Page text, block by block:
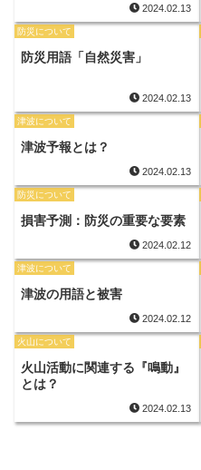
2024.02.13
防災について
防災用語「自然災害」
2024.02.13
津波について
津波予報とは？
2024.02.13
防災について
損害予測：防災の重要な要素
2024.02.12
津波について
津波の用語と被害
2024.02.12
火山について
火山活動に関連する『鳴動』
とは？
2024.02.13